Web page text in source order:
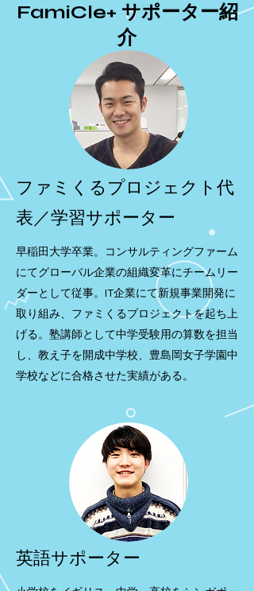
FamiCle+ サポーター紹
介
英語サポーター
ファミくるプロジェクト代
表／学習サポーター​
早稲田大学卒業。コンサルティングファーム
にてグローバル企業の組織変革にチームリー
ダーとして従事。IT企業にて新規事業開発に
取り組み、ファミくるプロジェクトを起ち上
げる。塾講師として中学受験用の算数を担当
し、教え子を開成中学校、豊島岡女子学園中
学校などに合格させた実績がある。